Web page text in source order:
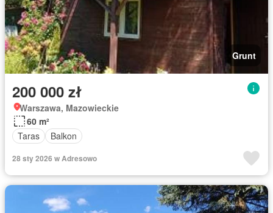
Grunt
200 000 zł
Warszawa, Mazowieckie
60 m²
Taras
Balkon
28 sty 2026 w Adresowo